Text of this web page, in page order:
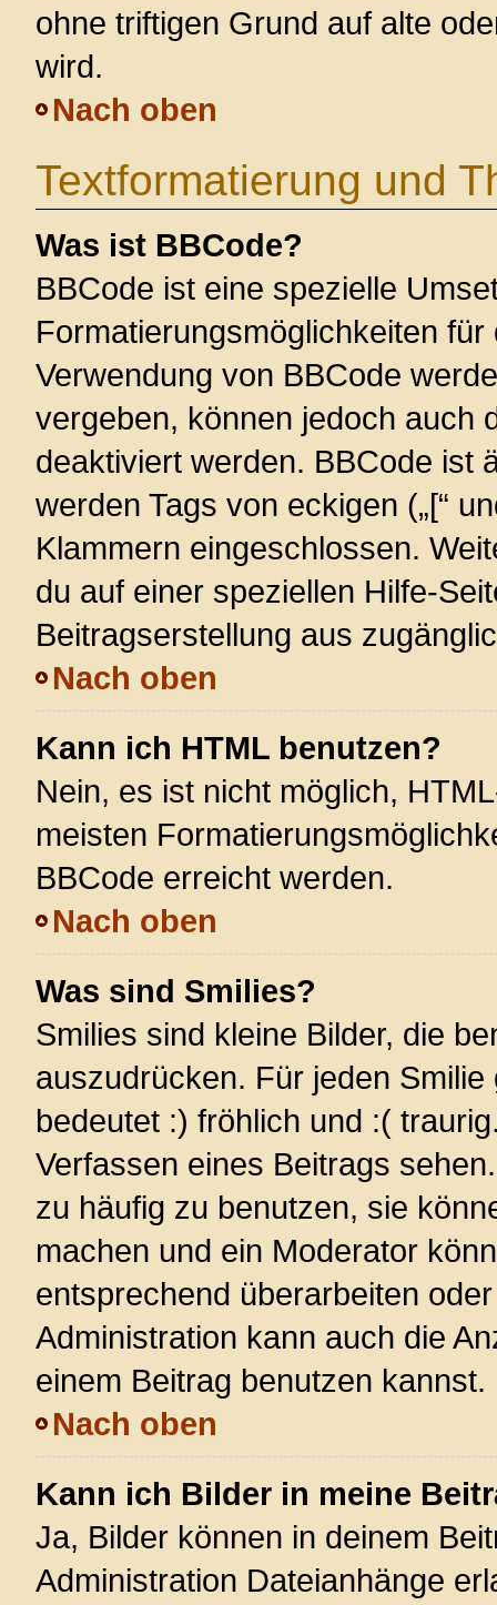
ohne triftigen Grund auf alte
wird.
Nach oben
Textformatierung und
Was ist BBCode?
BBCode ist eine spezielle
Formatierungsmöglichkeiten
Verwendung von BBCode
vergeben, können jedoch auch
deaktiviert werden. BBCode ist
werden Tags von eckigen („[“
Klammern eingeschlossen.
du auf einer speziellen Hilfe-
Beitragserstellung aus
Nach oben
Kann ich HTML benutzen?
Nein, es ist nicht möglich,
meisten
BBCode erreicht werden.
Nach oben
Was sind Smilies?
Smilies sind kleine Bilder, die
auszudrücken. Für jeden
bedeutet :) fröhlich und :(
Verfassen eines Beitrags
zu häufig zu benutzen, sie
machen und ein Moderator
entsprechend überarbeiten
Administration kann auch die
einem Beitrag benutzen kannst.
Nach oben
Kann ich Bilder in meine
Ja, Bilder können in deinem
Administration Dateianhänge